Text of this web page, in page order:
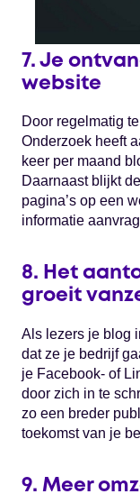
7. Je
website
Door regelmatig
Onderzoek heeft
keer per maand
Daarnaast blijkt
pagina’s op een
informatie
8. Het
groeit
Als lezers je blog
dat ze je bedrijf
je Facebook- of
door zich in te
zo een breder
toekomst van je
9. Meer